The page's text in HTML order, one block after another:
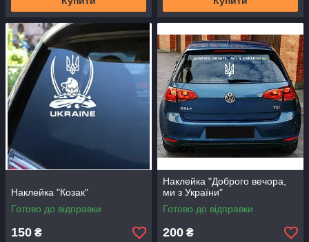
Наклейка "Козак"
Готово до відправки
150 ₴
Наклейка "Доброго вечора,
ми з України"
Готово до відправки
200 ₴